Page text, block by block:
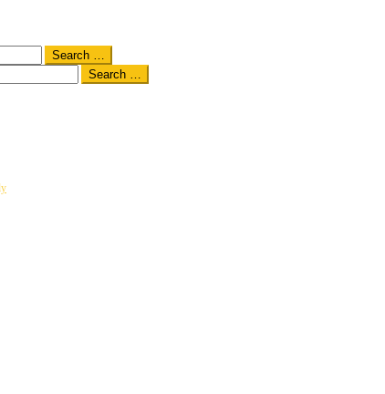
Search …
Search …